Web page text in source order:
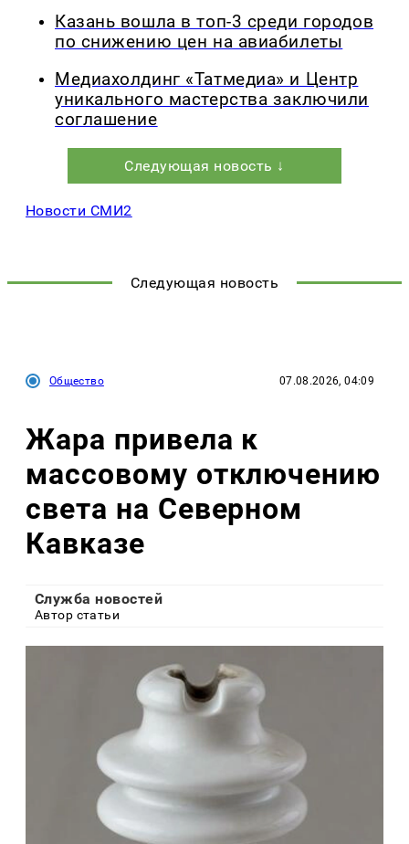
Казань вошла в топ-3 среди городов
по снижению цен на авиабилеты
Медиахолдинг «Татмедиа» и Центр
уникального мастерства заключили
соглашение
Следующая новость ↓
Новости СМИ2
Следующая новость
Общество 07.08.2026, 04:09
Жара привела к
массовому отключению
света на Северном
Кавказе
Служба новостей
Автор статьи